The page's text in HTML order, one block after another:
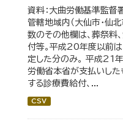
資料：大曲労働基準監督
管轄地域内（大仙市・仙
数のその他欄は、葬祭料
付等。平成20年度以前
定した分のみ。 平成21
労働省本省が支払いした
する診療費給付、...
CSV